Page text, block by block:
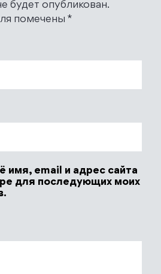
будет опубликован.
помечены *
имя, email и адрес сайта
для последующих моих